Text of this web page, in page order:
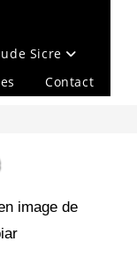
Sicre
Contact
image de